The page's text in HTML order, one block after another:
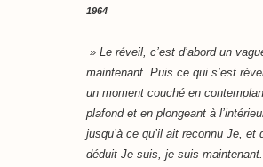
1964
» Le réveil, c’est d’abord un
maintenant. Puis ce qui s’est
un moment couché en
plafond et en plongeant à
jusqu’à ce qu’il ait reconnu Je, et
déduit Je suis, je suis maintenant.